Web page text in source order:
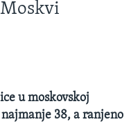
u moskovskoj
38, a ranjeno